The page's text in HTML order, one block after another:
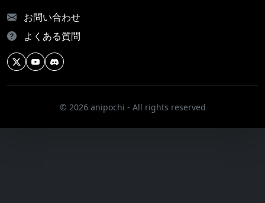
お問い合わせ
よくある質問
© 2026 anipochi - All rights reserved